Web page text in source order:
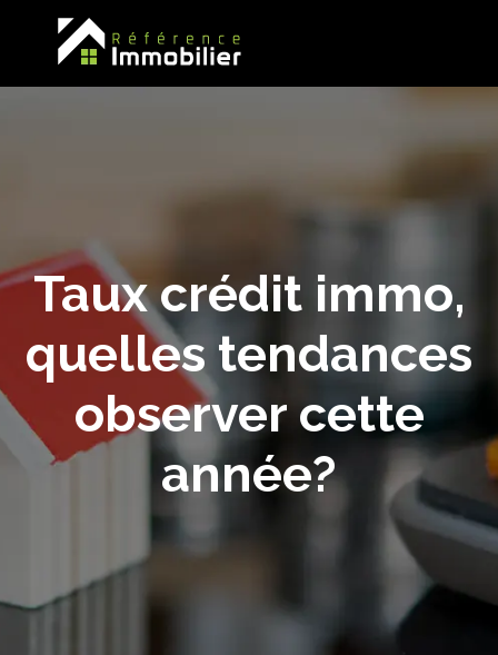
Taux crédit immo,
quelles tendances
observer cette
année?